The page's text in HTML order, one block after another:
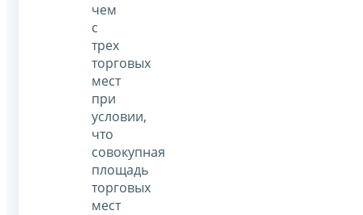
чем
с
трех
торговых
мест
при
условии,
что
совокупная
площадь
торговых
мест